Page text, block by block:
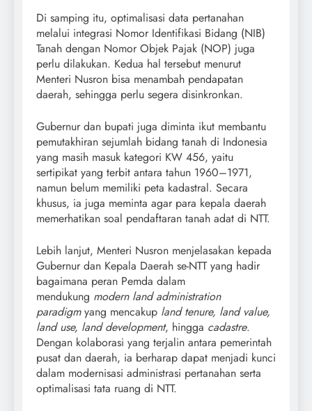
Di samping itu, optimalisasi data pertanahan
melalui integrasi Nomor Identifikasi Bidang (NIB)
Tanah dengan Nomor Objek Pajak (NOP) juga
perlu dilakukan. Kedua hal tersebut menurut
Menteri Nusron bisa menambah pendapatan
daerah, sehingga perlu segera disinkronkan.
Gubernur dan bupati juga diminta ikut membantu
pemutakhiran sejumlah bidang tanah di Indonesia
yang masih masuk kategori KW 456, yaitu
sertipikat yang terbit antara tahun 1960–1971,
namun belum memiliki peta kadastral. Secara
khusus, ia juga meminta agar para kepala daerah
memerhatikan soal pendaftaran tanah adat di NTT.
Lebih lanjut, Menteri Nusron menjelasakan kepada
Gubernur dan Kepala Daerah se-NTT yang hadir
bagaimana peran Pemda dalam
mendukung modern land administration
paradigmyang mencakup land tenure, land value,
land use, land development, hingga cadastre.
Dengan kolaborasi yang terjalin antara pemerintah
pusat dan daerah, ia berharap dapat menjadi kunci
dalam modernisasi administrasi pertanahan serta
optimalisasi tata ruang di NTT.